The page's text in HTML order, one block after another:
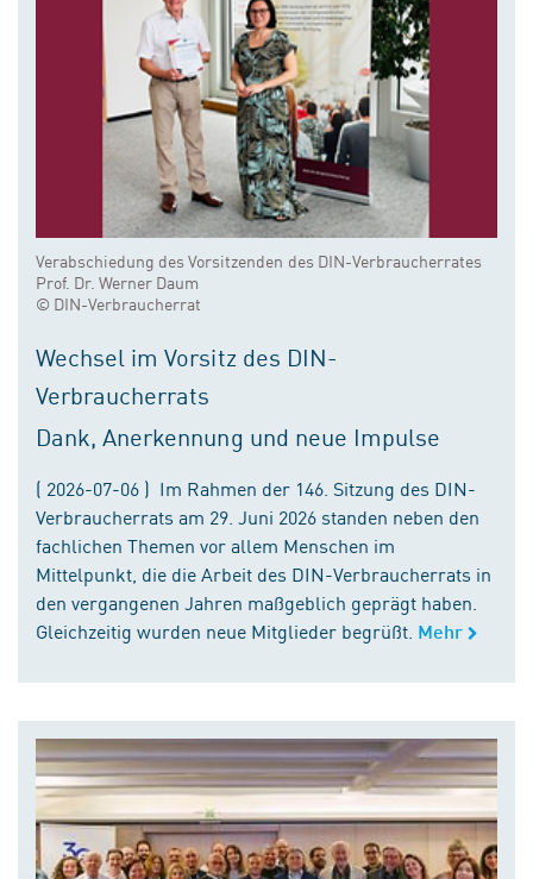
Verabschiedung des Vorsitzenden des DIN-Verbraucherrates
Prof. Dr. Werner Daum
© DIN-Verbraucherrat
Wechsel im Vorsitz des DIN-
Verbraucherrats
Dank, Anerkennung und neue Impulse
( 2026-07-06 ) Im Rahmen der 146. Sitzung des DIN-
Verbraucherrats am 29. Juni 2026 standen neben den
fachlichen Themen vor allem Menschen im
Mittelpunkt, die die Arbeit des DIN-Verbraucherrats in
den vergangenen Jahren maßgeblich geprägt haben.
Gleichzeitig wurden neue Mitglieder begrüßt. Mehr